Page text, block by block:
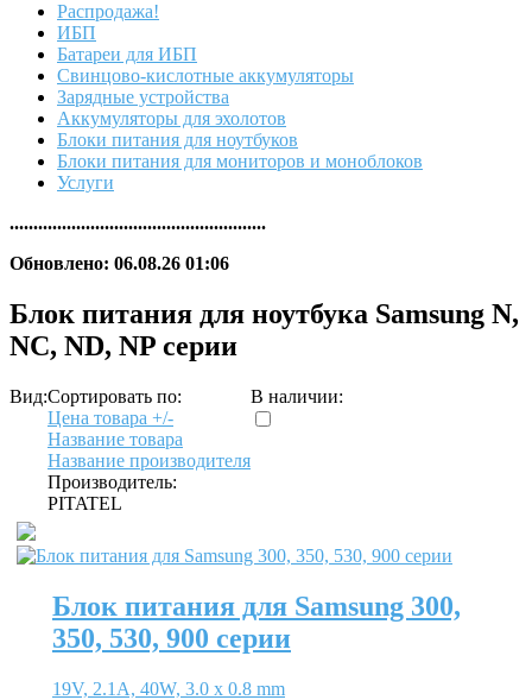
Распродажа!
ИБП
Батареи для ИБП
Свинцово-кислотные аккумуляторы
Зарядные устройства
Аккумуляторы для эхолотов
Блоки питания для ноутбуков
Блоки питания для мониторов и моноблоков
Услуги
......................................................
Обновлено: 06.08.26 01:06
Блок питания для ноутбука Samsung N,
NC, ND, NP серии
Вид:Сортировать по:
Цена товара +/-
Название товара
Название производителя
Производитель:
PITATEL
В наличии:
Блок питания для Samsung 300,
350, 530, 900 серии
19V, 2.1A, 40W, 3.0 x 0.8 mm